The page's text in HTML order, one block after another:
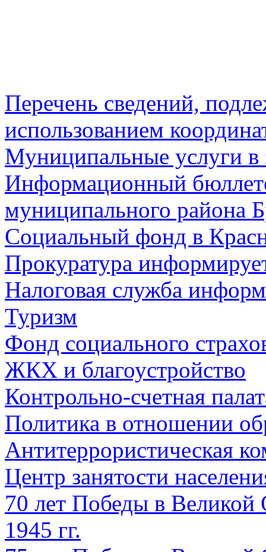
Перечень сведений,
использованием
Муниципальные услуги в
Информационный
муниципального района
Социальный фонд в
Прокуратура
Налоговая служба
Туризм
Фонд социального
ЖКХ и благоустройство
Контрольно-счетная
Политика в отношении
Антитеррористическая
Центр занятости
70 лет Победы в Великой
1945 гг.